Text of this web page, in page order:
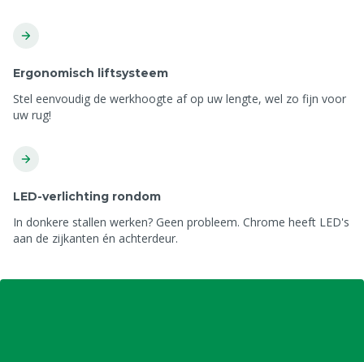
Ergonomisch liftsysteem
Stel eenvoudig de werkhoogte af op uw lengte, wel zo fijn voor
uw rug!
LED-verlichting rondom
In donkere stallen werken? Geen probleem. Chrome heeft LED's
aan de zijkanten én achterdeur.